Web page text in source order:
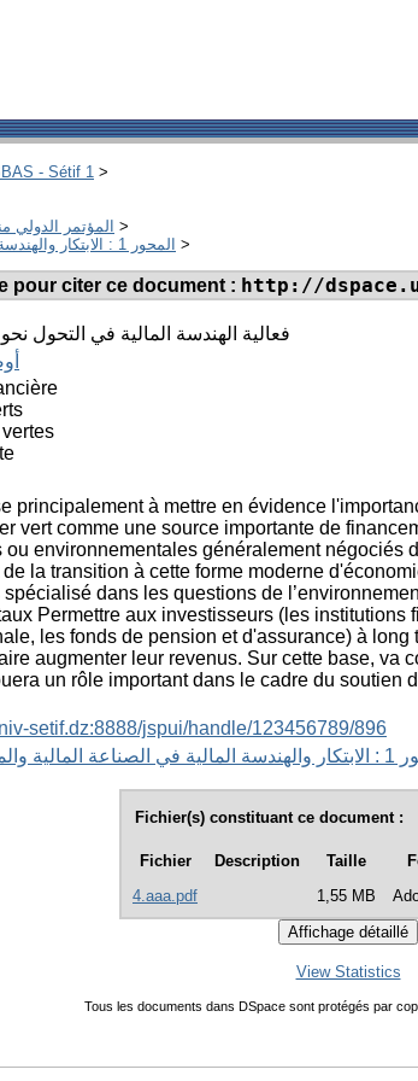
- Sétif 1 >
المؤتمر الدولي >
المحور 1 : الابتكار والهندسة المالية في الصناعة المالية والمصرفية التقليدية >
pour citer ce document : http://
فعالية الهندسة المالية في التحول نحو
principalement à mettre en évidence
vert comme une source importante de
ou environnementales généralement négociés
de la transition à cette forme moderne
dans les questions de
Permettre aux investisseurs (les
les fonds de pension et d'assurance) à
augmenter leur revenus. Sur cette base,
un rôle important dans le cadre du
setif.dz:8888/jspui/handle/123456789/896
التقليدية
Fichier(s) constituant ce document :
Fichier Description Taille
4.aaa.pdf
1,55 MB
View Statistics
Tous les documents dans DSpace sont protégés par